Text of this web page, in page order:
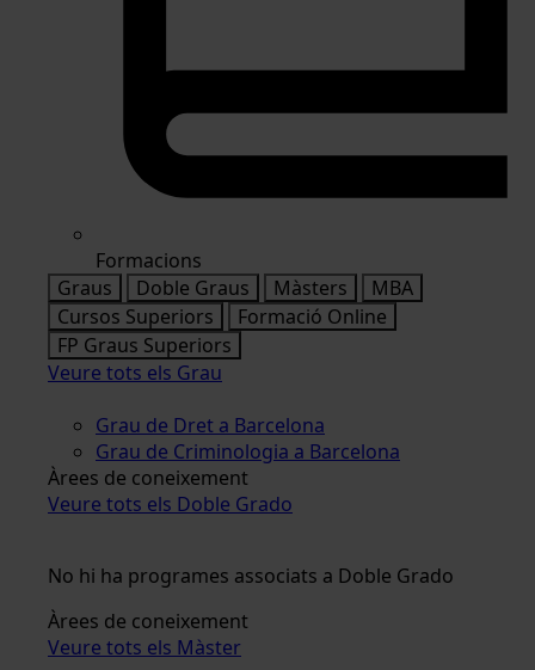
Formacions
Graus
Doble Graus Màsters
MBA
Cursos Superiors
Formació Online
FP Graus Superiors
Veure tots els Grau
Grau de Dret a Barcelona
Grau de Criminologia a Barcelona
Àrees de coneixement
Veure tots els Doble Grado
No hi ha programes associats a Doble Grado
Àrees de coneixement
Veure tots els Màster